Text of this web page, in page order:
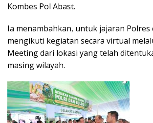
Kombes Pol Abast.
Ia menambahkan, untuk jajaran Polres
mengikuti kegiatan secara virtual
Meeting dari lokasi yang telah
masing wilayah.